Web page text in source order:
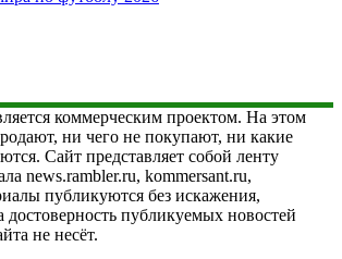
коммерческим проектом. На этом
ни чего не покупают, ни какие
Сайт представляет собой ленту
news.rambler.ru, kommersant.ru,
публикуются без искажения,
достоверность публикуемых новостей
не несёт.